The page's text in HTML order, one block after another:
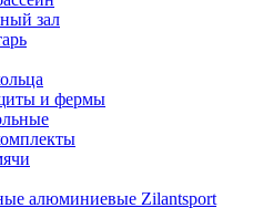
зал
и фермы
алюминиевые Zilantsport